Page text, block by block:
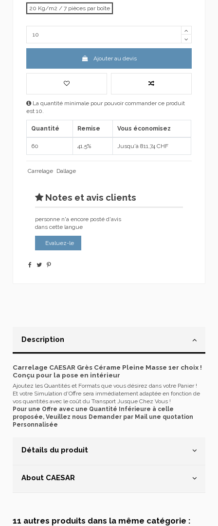
20 Kg/m2 / 7 pièces par boîte
Ajouter au devis
La quantité minimale pour pouvoir commander ce produit
est 10.
Quantité Remise Vous économisez
60 41.5% Jusqu'à 811,74 CHF
Carrelage Dallage
Notes et avis clients
personne n'a encore posté d'avis
dans cette langue
Evaluez-le
Description
Carrelage CAESAR Grès Cérame Pleine Masse 1er choix !
Conçu pour la pose en intérieur
Ajoutez les Quantités et Formats que vous désirez dans votre Panier !
Et votre Simulation d'Offre sera immédiatement adaptée en fonction de
vos quantités avec le coût du Transport Jusque Chez Vous !
Pour une Offre avec une Quantité Inférieure à celle
proposée, Veuillez nous Demander par Mail une quotation
Personnalisée
Détails du produit
About CAESAR
11 autres produits dans la même catégorie :